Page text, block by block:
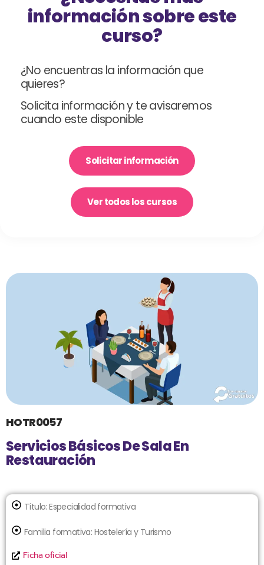
información sobre este
curso?
¿No encuentras la información que
quieres?
Solicita información y te avisaremos
cuando este disponible
Solicitar información
Ver todos los cursos
HOTR0057
Servicios Básicos De Sala En
Restauración
Título:Especialidad formativa
Familia formativa: Hostelería y Turismo
Ficha oficial